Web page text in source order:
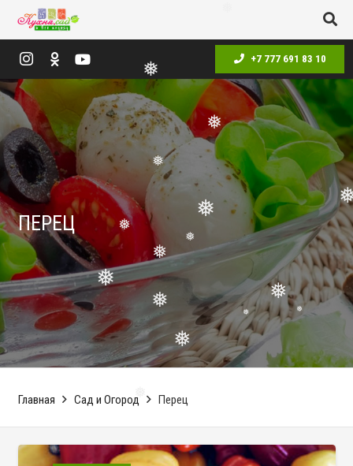
❅
❅
❅
❅
❅
❅
❅
❅
❅
❅
❅
❅
+7 777 691 83 10
ПЕРЕЦ
Главная Сад и Огород Перец